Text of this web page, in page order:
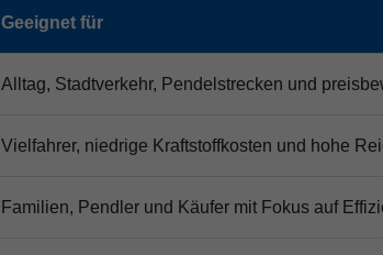
Geeignet für
Alltag, Stadtverkehr, Pendelstrecken und
Vielfahrer, niedrige Kraftstoffkosten und hohe
Familien, Pendler und Käufer mit Fokus auf